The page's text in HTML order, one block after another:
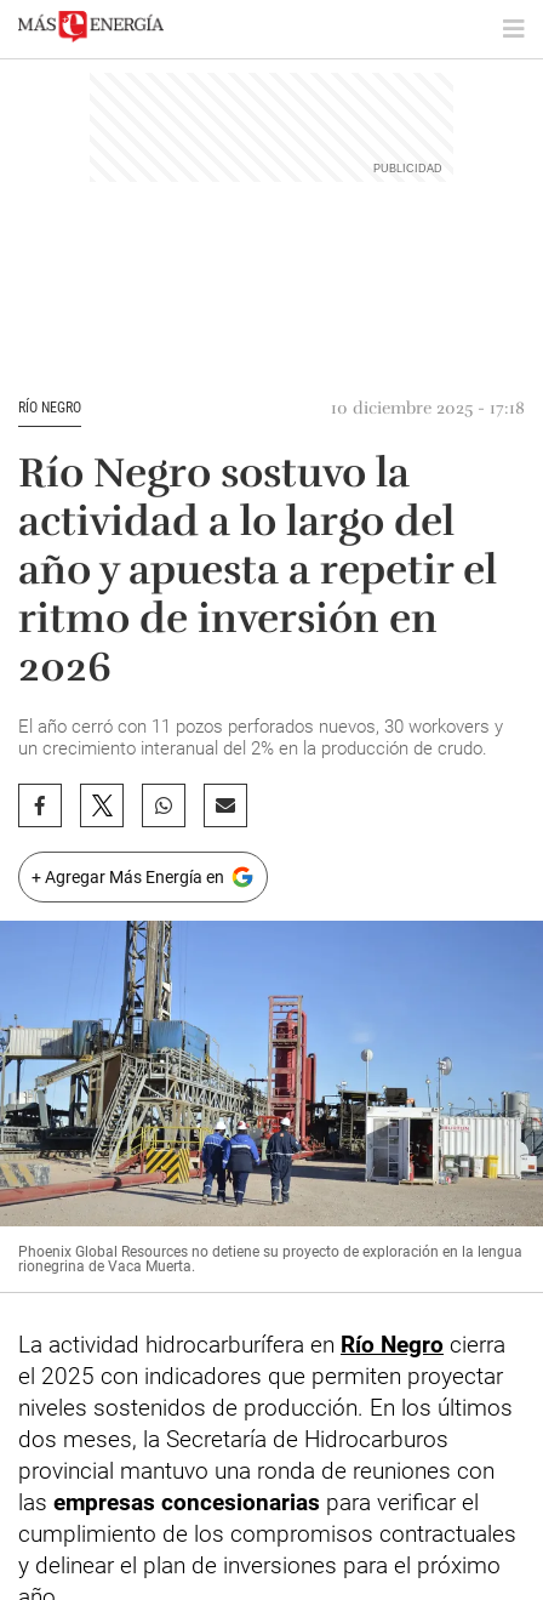
RÍO NEGRO 10 diciembre 2025 - 17:18
Río Negro sostuvo la
actividad a lo largo del
año y apuesta a repetir el
ritmo de inversión en
2026
El año cerró con 11 pozos perforados nuevos, 30 workovers y
un crecimiento interanual del 2% en la producción de crudo.
+ Agregar Más Energía en
Phoenix Global Resources no detiene su proyecto de exploración en la lengua
rionegrina de Vaca Muerta.
La actividad hidrocarburífera en Río Negro cierra
el 2025 con indicadores que permiten proyectar
niveles sostenidos de producción. En los últimos
dos meses, la Secretaría de Hidrocarburos
provincial mantuvo una ronda de reuniones con
las empresas concesionarias para verificar el
cumplimiento de los compromisos contractuales
y delinear el plan de inversiones para el próximo